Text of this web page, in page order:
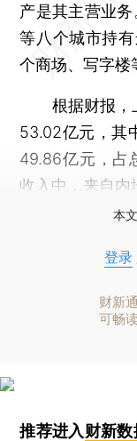
产是其主营业
等八个城市持
个商场、写字楼
根据财报，上
53.02亿元，其
49.86亿元，占
收入中，来自内
本
登录
财新
可畅
推荐进入财新